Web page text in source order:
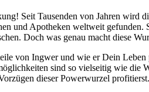
Seit Tausenden von Jahren
und Apotheken weltweit
Doch was genau macht diese
von Ingwer und wie er Dein
sind so vielseitig wie
dieser Powerwurzel profitierst.